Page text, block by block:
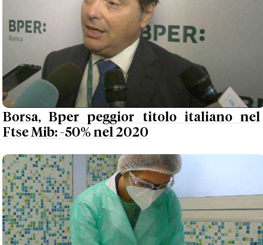
Borsa, Bper peggior titolo italiano nel
Ftse Mib: -50% nel 2020